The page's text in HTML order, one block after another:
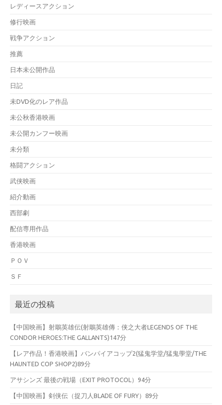
レディースアクション
修行映画
戦争アクション
推薦
日本未公開作品
日記
未DVD化のレア作品
未公秋香港映画
未公開カンフー映画
未分類
格闘アクション
武侠映画
紹介動画
西部劇
配信専用作品
香港映画
ＰＯＶ
ＳＦ
最近の投稿
【中国映画】射鵰英雄伝(射鵰英雄傳：侠之大者LEGENDS OF THE
CONDOR HEROES:THE GALLANTS)147分
【レア作品！香港映画】バンパイアコップ2(猛鬼学堂/猛鬼學堂/THE
HAUNTED COP SHOP2)89分
アサシンズ 最後の戦場（EXIT PROTOCOL）94分
【中国映画】剣侠伝（捉刀人BLADE OF FURY）89分